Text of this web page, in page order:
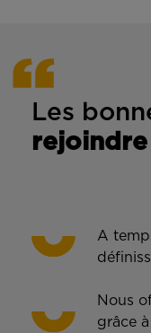
Les
rejoindre
A
Nous
grâce